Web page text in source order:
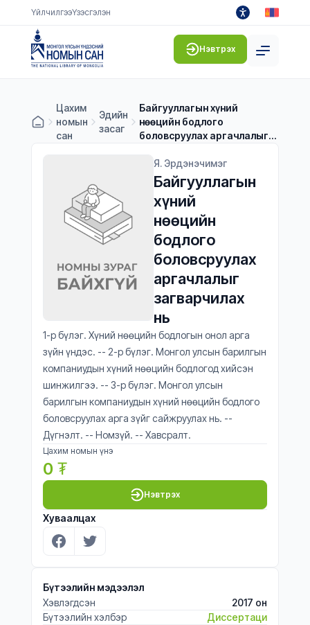
ҮйлчилгээҮзэсгэлэн
Нэвтрэх
Цахим
номын
сан
Эдийн
засаг
Байгууллагын хүний
нөөцийн бодлого
боловсруулах аргачлалыг
Я. Эрдэнэчимэг
Байгууллагын
хүний
нөөцийн
бодлого
боловсруулах
аргачлалыг
загварчилах
нь
1-р бүлэг. Хүний нөөцийн бодлогын онол арга
зүйн үндэс. -- 2-р бүлэг. Монгол улсын барилгын
компаниудын хүний нөөцийн бодлогод хийсэн
шинжилгээ. -- 3-р бүлэг. Монгол улсын
барилгын компаниудын хүний нөөцийн бодлого
боловсруулах арга зүйг сайжруулах нь. --
Дүгнэлт. -- Номзүй. -- Хавсралт.
Цахим номын үнэ
0 ₮
Нэвтрэх
Хуваалцах
Бүтээлийн мэдээлэл
Хэвлэгдсэн
2017 он
Бүтээлийн хэлбэр
Диссертаци